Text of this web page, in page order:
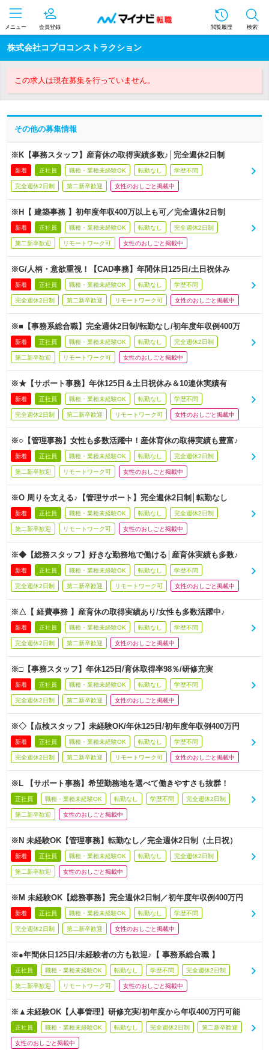
メニュー 会員登録 閲覧履歴 検索
株式会社コプロコンストラクション
この求人は現在募集を行っていません。
その他の募集情報
※K【事務スタッフ】産育休の取得実績多数♪│完全週休2日制
新着 正社員 職種・業種未経験OK 転勤なし 学歴不問
完全週休2日制 第二新卒歓迎 女性のおしごと掲載中
※H【 建築事務 】初年度年収400万以上も可／完全週休2日制
新着 正社員 職種・業種未経験OK 転勤なし 完全週休2日制
第二新卒歓迎 リモートワーク可 女性のおしごと掲載中
※G/人柄・意欲重視！【CAD事務】年間休日125日/土日祝休み
新着 正社員 職種・業種未経験OK 転勤なし 学歴不問
完全週休2日制 第二新卒歓迎 リモートワーク可 女性のおしごと掲載中
※■【事務系総合職】完全週休2日制/転勤なし/初年度年収例400万
新着 正社員 職種・業種未経験OK 転勤なし 完全週休2日制
第二新卒歓迎 リモートワーク可 女性のおしごと掲載中
※★【サポート事務】年休125日＆土日祝休み＆10連休実績有
新着 正社員 職種・業種未経験OK 転勤なし 学歴不問
完全週休2日制 第二新卒歓迎 リモートワーク可 女性のおしごと掲載中
※○【管理事務】女性も多数活躍中！産休育休の取得実績も豊富♪
新着 正社員 職種・業種未経験OK 転勤なし 完全週休2日制
第二新卒歓迎 リモートワーク可 女性のおしごと掲載中
※O 周りを支える♪【管理サポート】完全週休2日制│転勤なし
新着 正社員 職種・業種未経験OK 転勤なし 完全週休2日制
第二新卒歓迎 リモートワーク可 女性のおしごと掲載中
※◆【総務スタッフ】好きな勤務地で働ける│産育休実績も多数♪
新着 正社員 職種・業種未経験OK 転勤なし 学歴不問
完全週休2日制 第二新卒歓迎 リモートワーク可 女性のおしごと掲載中
※△【 経費事務 】産育休の取得実績あり/女性も多数活躍中♪
新着 正社員 職種・業種未経験OK 転勤なし 学歴不問
完全週休2日制 第二新卒歓迎 女性のおしごと掲載中
※□【事務スタッフ】年休125日/育休取得率98％/研修充実
新着 正社員 職種・業種未経験OK 転勤なし 学歴不問
完全週休2日制 第二新卒歓迎 女性のおしごと掲載中
※◇【点検スタッフ】未経験OK/年休125日/初年度年収例400万円
新着 正社員 職種・業種未経験OK 転勤なし 学歴不問
完全週休2日制 第二新卒歓迎 リモートワーク可 女性のおしごと掲載中
※L 【サポート事務】希望勤務地を選べて働きやすさも抜群！
正社員 職種・業種未経験OK 転勤なし 学歴不問 完全週休2日制
第二新卒歓迎 女性のおしごと掲載中
※N 未経験OK【管理事務】転勤なし／完全週休2日制（土日祝）
新着 正社員 職種・業種未経験OK 転勤なし 完全週休2日制
第二新卒歓迎 女性のおしごと掲載中
※M 未経験OK【総務事務】完全週休2日制／初年度年収例400万円
新着 正社員 職種・業種未経験OK 転勤なし 学歴不問
完全週休2日制 第二新卒歓迎 女性のおしごと掲載中
※●年間休日125日/未経験者の方も歓迎♪【 事務系総合職 】
正社員 職種・業種未経験OK 転勤なし 学歴不問 完全週休2日制
第二新卒歓迎 リモートワーク可 女性のおしごと掲載中
※▲未経験OK【人事管理】研修充実/初年度から年収400万円可能
正社員 職種・業種未経験OK 転勤なし 完全週休2日制 第二新卒歓迎
女性のおしごと掲載中